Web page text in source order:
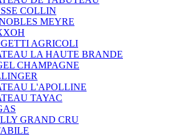
COLLIN
MEYRE
AGRICOLI
LA HAUTE BRANDE
CHAMPAGNE
L'APOLLINE
TAYAC
GRAND CRU